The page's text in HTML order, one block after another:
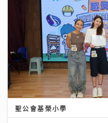
聖公會基榮小學